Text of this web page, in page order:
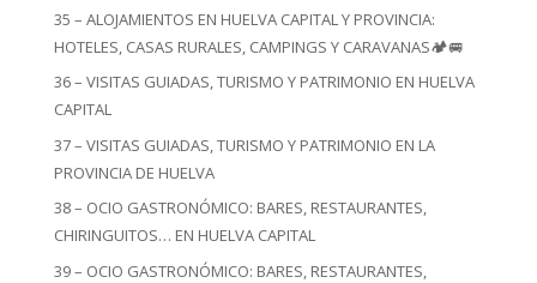
35 – ALOJAMIENTOS EN HUELVA CAPITAL Y PROVINCIA:
HOTELES, CASAS RURALES, CAMPINGS Y CARAVANAS🏕️🚐
36 – VISITAS GUIADAS, TURISMO Y PATRIMONIO EN HUELVA
CAPITAL
37 – VISITAS GUIADAS, TURISMO Y PATRIMONIO EN LA
PROVINCIA DE HUELVA
38 – OCIO GASTRONÓMICO: BARES, RESTAURANTES,
CHIRINGUITOS… EN HUELVA CAPITAL
39 – OCIO GASTRONÓMICO: BARES, RESTAURANTES,